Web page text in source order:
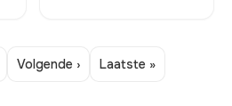
Volgende › Laatste »